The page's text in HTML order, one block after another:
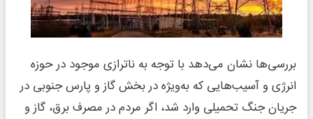
بررسی‌ها نشان می‌دهد با توجه به ناترازی موجود در حوزه
انرژی و آسیب‌هایی که به‌ویژه در بخش گاز و پارس جنوبی در
جریان جنگ تحمیلی وارد شد، اگر مردم در مصرف برق، گاز و